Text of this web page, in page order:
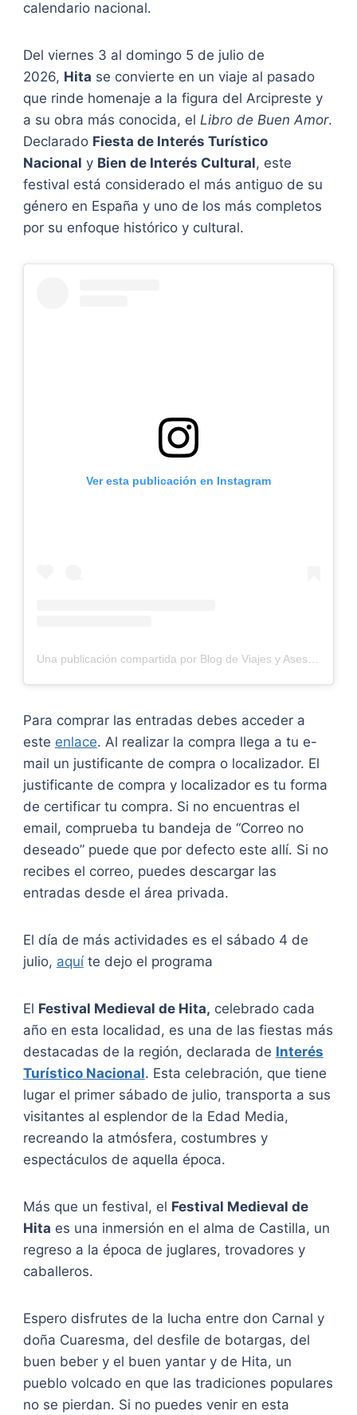
calendario nacional.
Del viernes 3 al domingo 5 de julio de
2026, Hita se convierte en un viaje al pasado
que rinde homenaje a la figura del Arcipreste y
a su obra más conocida, el Libro de Buen Amor.
Declarado Fiesta de Interés Turístico
Nacional y Bien de Interés Cultural, este
festival está considerado el más antiguo de su
género en España y uno de los más completos
por su enfoque histórico y cultural.
Ver esta publicación en Instagram
Una publicación compartida por Blog de Viajes y Asesorías personalizadas (@gaviotaporelmundo)
Para comprar las entradas debes acceder a
este enlace. Al realizar la compra llega a tu e-
mail un justificante de compra o localizador. El
justificante de compra y localizador es tu forma
de certificar tu compra. Si no encuentras el
email, comprueba tu bandeja de “Correo no
deseado” puede que por defecto este allí. Si no
recibes el correo, puedes descargar las
entradas desde el área privada.
El día de más actividades es el sábado 4 de
julio, aquíte dejo el programa
El Festival Medieval de Hita, celebrado cada
año en esta localidad, es una de las fiestas más
destacadas de la región, declarada de Interés
Turístico Nacional. Esta celebración, que tiene
lugar el primer sábado de julio, transporta a sus
visitantes al esplendor de la Edad Media,
recreando la atmósfera, costumbres y
espectáculos de aquella época.
Más que un festival, el Festival Medieval de
Hita es una inmersión en el alma de Castilla, un
regreso a la época de juglares, trovadores y
caballeros.
Espero disfrutes de la lucha entre don Carnal y
doña Cuaresma, del desfile de botargas, del
buen beber y el buen yantar y de Hita, un
pueblo volcado en que las tradiciones populares
no se pierdan. Si no puedes venir en esta